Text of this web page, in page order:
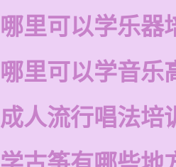
里可以学乐器
里可以学音乐
人流行唱法培